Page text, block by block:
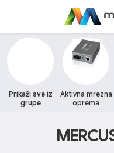
Prikaži sve iz
grupe
Aktivna mrezna
oprema